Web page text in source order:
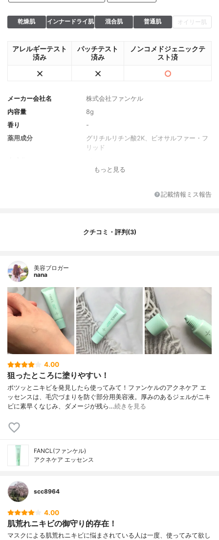
乾燥肌 インナードライ肌 混合肌 普通肌 オイリー肌
アレルギーテスト
済み
パッチテスト
済み
ノンコメドジェニックテ
スト済
メーカー会社名
株式会社ファンケル
内容量
8g
香り
-
薬用成分
グリチルリチン酸2K、ビオサルファー・フ
リッド
ン酸2K、精製水、BG、エタノール、ジメチ
酵素分解物、ゼニアオイエキス、ローズマ
EG（400）、ペンチレングリコール、アク
もっと見る
記載情報ミス報告
クチコミ・評判(3)
美容ブロガー
nana
4.00
狙ったところに塗りやすい！
ポツッとニキビを発見したら使ってみて！ファンケルのアクネケア エ
ッセンスは、毛穴づまりを防ぐ部分用美容液。厚みのあるジェルがニキ
ビに素早くなじみ、ダメージが残ら…続きを見る
FANCL(ファンケル)
アクネケア エッセンス
scc8964
4.00
肌荒れニキビの御守り的存在！
マスクによる肌荒れニキビに悩まされている人は一度、使ってみて欲し